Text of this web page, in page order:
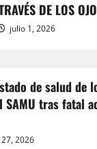
DE LOS
julio 1, 2026
de salud de
tras fatal
2026